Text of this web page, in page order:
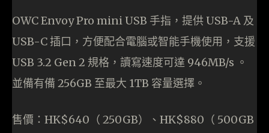
OWC Envoy Pro mini USB 手指，提供 USB-A 及
USB-C 插口，方便配合電腦或智能手機使用，支援
USB 3.2 Gen 2 規格，讀寫速度可達 946MB/s 。
並備有備 256GB 至最大 1TB 容量選擇。
售價：HK$640（ 250GB）、HK$880（ 500GB